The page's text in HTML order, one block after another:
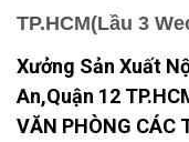
TP.HCM(Lầu 3
Xưởng Sản Xuất
An,Quận 12
VĂN PHÒNG CÁC